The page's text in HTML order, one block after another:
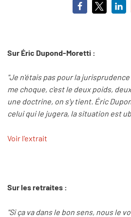
Sur Éric Dupond-Moretti :
"Je n'étais pas pour la
me choque, c'est le deux poids,
une doctrine, on s'y tient. Éric
celui qui le jugera, la situation est
Voir l'extrait
Sur les retraites :
"Si ça va dans le bon sens, nous le